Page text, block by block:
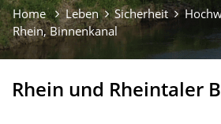
Home Leben Sicherheit
Rhein, Binnenkanal(ausgewählt)
Rhein und Rheintaler